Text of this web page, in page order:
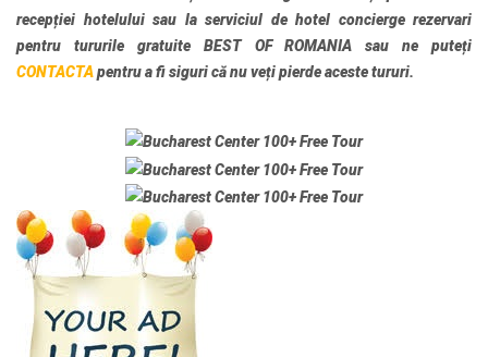
recepției hotelului sau la serviciul de hotel concierge rezervari
pentru tururile gratuite BEST OF ROMANIA sau ne puteți
CONTACTApentru a fi siguri că nu veți pierde aceste tururi.